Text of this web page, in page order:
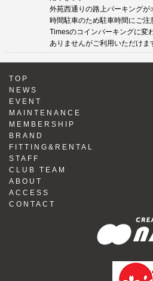
外苑西通りの路上パーキング
時間駐車のため駐車時間にご
Timesのコインパーキングに変
ありませんがご利用いただけま
TOP
NEWS
EVENT
MAINTENANCE
MEMBERSHIP
BRAND
FITTING&RENTAL
STAFF
CLUB TEAM
ABOUT
ACCESS
CONTACT